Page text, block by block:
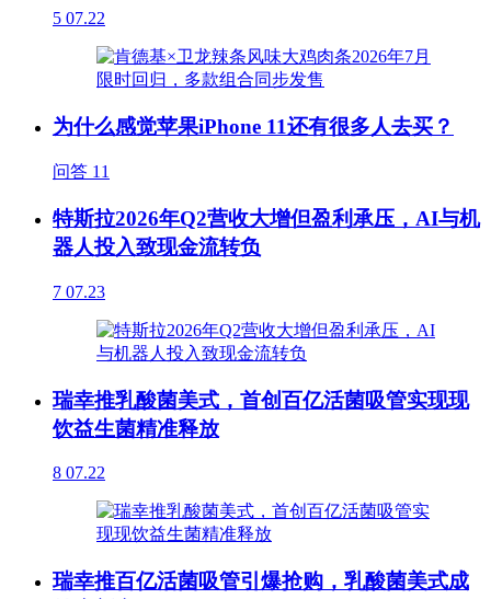
5 07.22
为什么感觉苹果iPhone 11还有很多人去买？
问答 11
特斯拉2026年Q2营收大增但盈利承压，AI与机
器人投入致现金流转负
7 07.23
瑞幸推乳酸菌美式，首创百亿活菌吸管实现现
饮益生菌精准释放
8 07.22
瑞幸推百亿活菌吸管引爆抢购，乳酸菌美式成